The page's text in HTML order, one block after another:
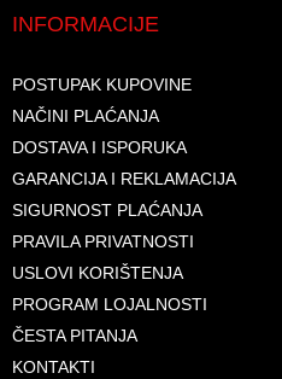
INFORMACIJE
POSTUPAK KUPOVINE
NAČINI PLAĆANJA
DOSTAVA I ISPORUKA
GARANCIJA I REKLAMACIJA
SIGURNOST PLAĆANJA
PRAVILA PRIVATNOSTI
USLOVI KORIŠTENJA
PROGRAM LOJALNOSTI
ČESTA PITANJA
KONTAKTI